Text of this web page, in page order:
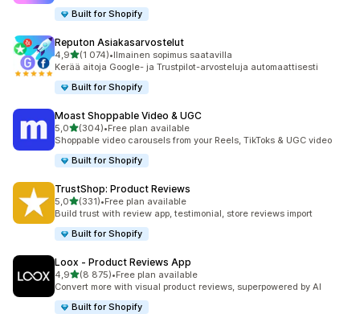
Built for Shopify
Reputon Asiakasarvostelut
4,9/ 5 tähteä
(1 074)
1074 arvostelua yhteensä
•Ilmainen sopimus saatavilla
Kerää aitoja Google- ja Trustpilot-arvosteluja automaattisesti
Built for Shopify
Moast Shoppable Video & UGC
5,0/ 5 tähteä
(304)
304 arvostelua yhteensä
•Free plan available
Shoppable video carousels from your Reels, TikToks & UGC video
Built for Shopify
TrustShop: Product Reviews
5,0/ 5 tähteä
(331)
331 arvostelua yhteensä
•Free plan available
Build trust with review app, testimonial, store reviews import
Built for Shopify
Loox ‑ Product Reviews App
4,9/ 5 tähteä
(8 875)
8875 arvostelua yhteensä
•Free plan available
Convert more with visual product reviews, superpowered by AI
Built for Shopify